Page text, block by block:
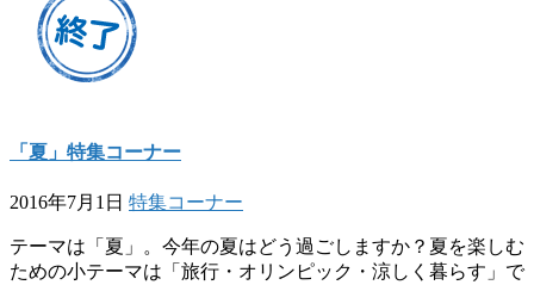
「夏」特集コーナー
2016年7月1日 特集コーナー
テーマは「夏」。今年の夏はどう過ごしますか？夏を楽しむ
ための小テーマは「旅行・オリンピック・涼しく暮らす」で